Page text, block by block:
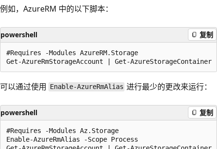
例如，AzureRM 中的以下脚本：
powershell 复制
#Requires -Modules AzureRM.Storage
可以通过使用 Enable-AzureRmAlias 进行最少的更改来运行：
powershell 复制
#Requires -Modules Az.Storage
Enable-AzureRmAlias -Scope Process